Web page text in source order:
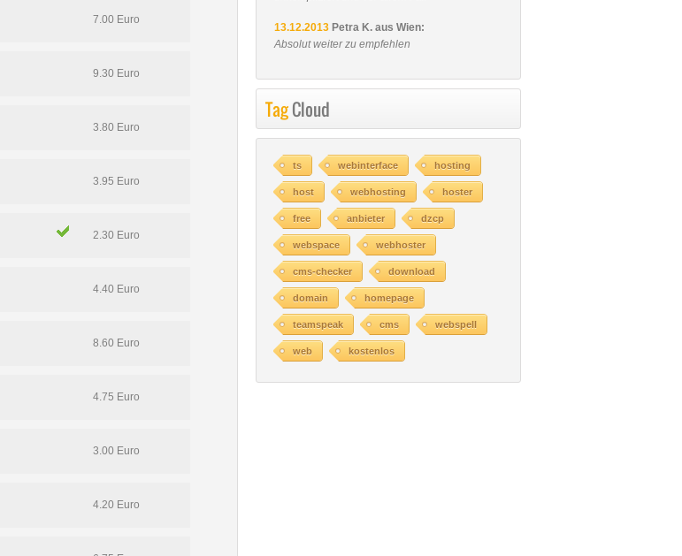
7.00 Euro
9.30 Euro
3.80 Euro
3.95 Euro
2.30 Euro
4.40 Euro
8.60 Euro
4.75 Euro
3.00 Euro
4.20 Euro
13.12.2013 Petra K. aus Wien:
Absolut weiter zu empfehlen
TagCloud
ts webinterface hosting
host webhosting hoster
free anbieter dzcp
webspace webhoster
cms-checker download
domain homepage
teamspeak cms webspell
web kostenlos